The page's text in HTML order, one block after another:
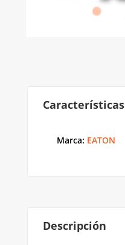
Características
Marca: EATON
Descripción